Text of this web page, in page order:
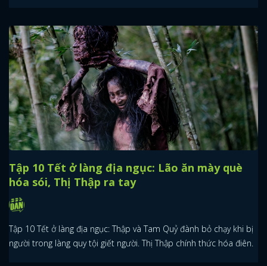
Tập 10 Tết ở làng địa ngục: Lão ăn mày què
hóa sói, Thị Thập ra tay
Tập 10 Tết ở làng địa ngục: Thập và Tam Quỷ đành bỏ chạy khi bị
người trong làng quy tội giết người. Thị Thập chính thức hóa điên.